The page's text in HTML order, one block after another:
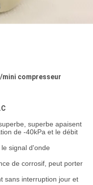
compresseur
superbe apaisent
de -40kPa et le débit
signal d'onde
de corrosif, peut porter
sans interruption jour et